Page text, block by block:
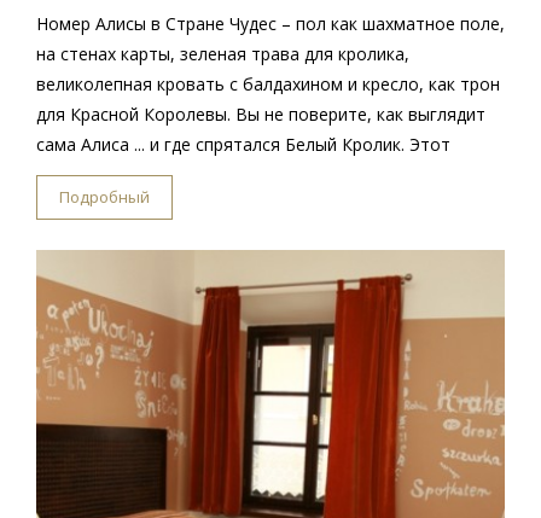
Номер Алисы в Стране Чудес – пол как шахматное поле,
на стенах карты, зеленая трава для кролика,
великолепная кровать с балдахином и кресло, как трон
для Красной Королевы. Вы не поверите, как выглядит
сама Алиса ... и где спрятался Белый Кролик. Этот
Подробный